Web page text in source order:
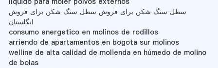
سطل سنگ شکن برای فروش سطل سنگ شکن برای فروش
انگلستان
consumo energetico en molinos de rodillos
arriendo de apartamentos en bogota sur molinos
welline de alta calidad de molienda en húmedo de molino
de bolas